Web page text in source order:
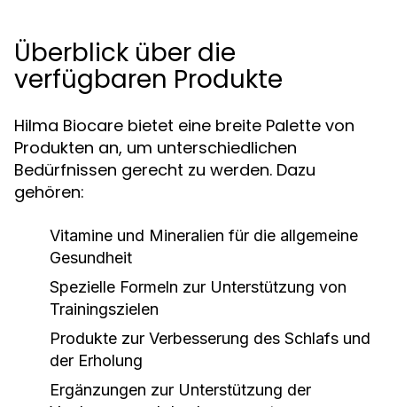
Überblick über die
verfügbaren Produkte
Hilma Biocare bietet eine breite Palette von
Produkten an, um unterschiedlichen
Bedürfnissen gerecht zu werden. Dazu
gehören:
Vitamine und Mineralien für die allgemeine
Gesundheit
Spezielle Formeln zur Unterstützung von
Trainingszielen
Produkte zur Verbesserung des Schlafs und
der Erholung
Ergänzungen zur Unterstützung der